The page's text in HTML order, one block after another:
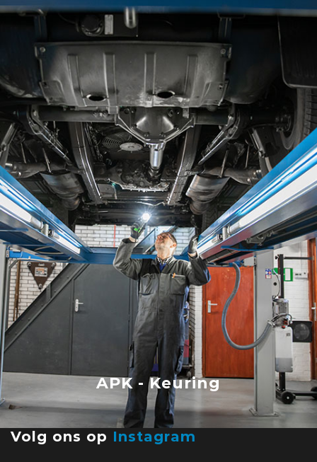
APK - Keuring
Volg ons op Instagram